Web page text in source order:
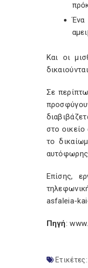
Ένα
Kαι οι
Σε
στο
το
αυτόφωρης
Επίσης,
asfaleia-
Πηγή:
Ετικέτες: